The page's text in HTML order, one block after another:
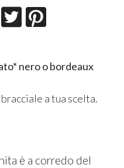
nero o bordeaux
a tua scelta.
è a corredo del